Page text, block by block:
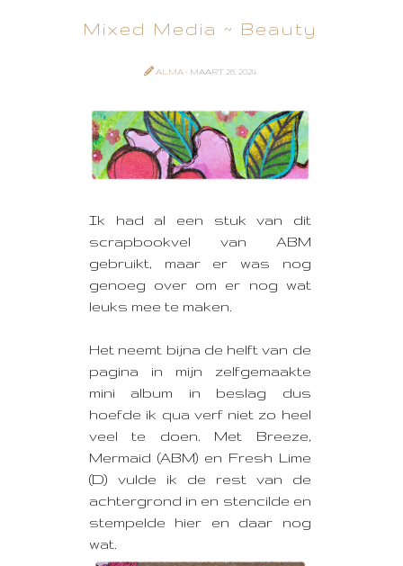
Mixed Media ~ Beauty
ALMA - MAART 28, 2024
Ik had al een stuk van dit
scrapbookvel van ABM
gebruikt, maar er was nog
genoeg over om er nog wat
leuks mee te maken.
Het neemt bijna de helft van de
pagina in mijn zelfgemaakte
mini album in beslag dus
hoefde ik qua verf niet zo heel
veel te doen. Met Breeze,
Mermaid (ABM) en Fresh Lime
(D) vulde ik de rest van de
achtergrond in en stencilde en
stempelde hier en daar nog
wat.